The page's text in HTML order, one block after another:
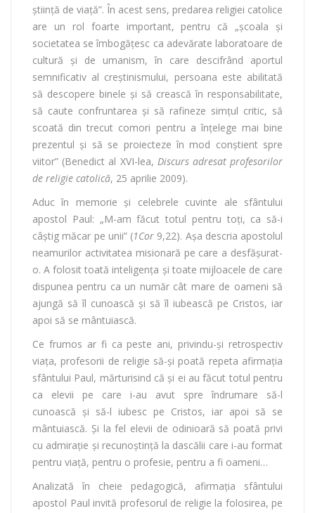
ştiinţă de viaţă”. În acest sens, predarea religiei catolice
are un rol foarte important, pentru că „şcoala şi
societatea se îmbogăţesc ca adevărate laboratoare de
cultură şi de umanism, în care descifrând aportul
semnificativ al creştinismului, persoana este abilitată
să descopere binele şi să crească în responsabilitate,
să caute confruntarea şi să rafineze simţul critic, să
scoată din trecut comori pentru a înţelege mai bine
prezentul şi să se proiecteze în mod conștient spre
viitor” (Benedict al XVI-lea, Discurs adresat profesorilor
de religie catolică, 25 aprilie 2009).
Aduc în memorie şi celebrele cuvinte ale sfântului
apostol Paul: „M-am făcut totul pentru toţi, ca să-i
câştig măcar pe unii” (1Cor 9,22). Aşa descria apostolul
neamurilor activitatea misionară pe care a desfășurat-
o. A folosit toată inteligența și toate mijloacele de care
dispunea pentru ca un număr cât mare de oameni să
ajungă să îl cunoască și să îl iubească pe Cristos, iar
apoi să se mântuiască.
Ce frumos ar fi ca peste ani, privindu-și retrospectiv
viața, profesorii de religie să-și poată repeta afirmația
sfântului Paul, mărturisind că și ei au făcut totul pentru
ca elevii pe care i-au avut spre îndrumare să-l
cunoască și să-l iubesc pe Cristos, iar apoi să se
mântuiască. Şi la fel elevii de odinioară să poată privi
cu admiraţie şi recunoştinţă la dascălii care i-au format
pentru viaţă, pentru o profesie, pentru a fi oameni…
Analizată în cheie pedagogică, afirmația sfântului
apostol Paul invită profesorul de religie la folosirea, pe